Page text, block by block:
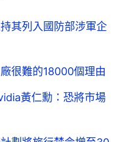
其列入國防部涉軍企
很難的18000個理由
黃仁勳：恐將市場